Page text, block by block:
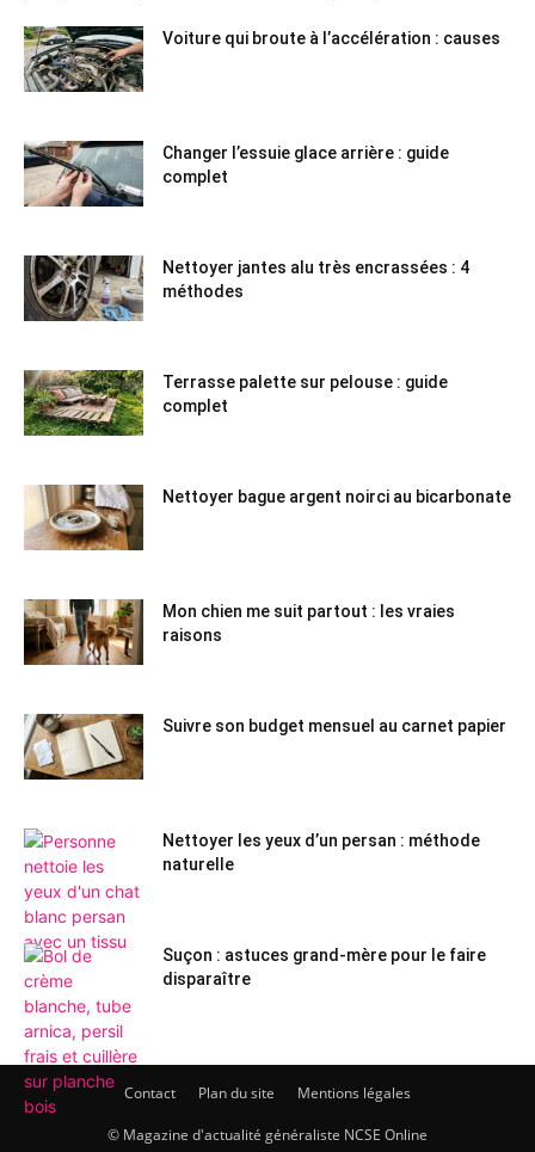
Voiture qui broute à l’accélération : causes
Changer l’essuie glace arrière : guide
complet
Nettoyer jantes alu très encrassées : 4
méthodes
Terrasse palette sur pelouse : guide
complet
Nettoyer bague argent noirci au bicarbonate
Mon chien me suit partout : les vraies
raisons
Suivre son budget mensuel au carnet papier
Nettoyer les yeux d’un persan : méthode
naturelle
Suçon : astuces grand-mère pour le faire
disparaître
Contact Plan du site Mentions légales
© Magazine d'actualité généraliste NCSE Online